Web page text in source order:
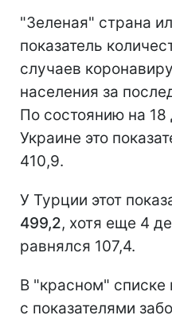
"Зеленая" страна
показатель
случаев
населения за
По состоянию на 18
Украине это
410,9.
У Турции этот
499,2, хотя еще 4
равнялся 107,4.
В "красном" списке
с показателями